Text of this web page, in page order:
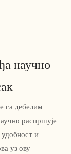
научно
са дебелим
распршује
и
уз ову